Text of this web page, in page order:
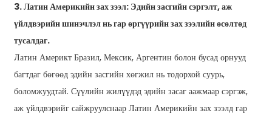
3. Латин Америкийн зах зээл: Эдийн засгийн сэргэлт, аж
үйлдвэрийн шинэчлэл нь гар өргүүрийн зах зээлийн өсөлтөд
тусалдаг.
Латин Америкт Бразил, Мексик, Аргентин болон бусад орнууд
багтдаг бөгөөд эдийн засгийн хөгжил нь тодорхой суурь,
боломжуудтай. Сүүлийн жилүүдэд эдийн засаг аажмаар сэргэж,
аж үйлдвэрийг сайжруулснаар Латин Америкийн зах зээлд гар